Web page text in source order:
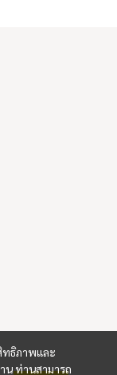
ทธิภาพและ
น ท่านสามารถ